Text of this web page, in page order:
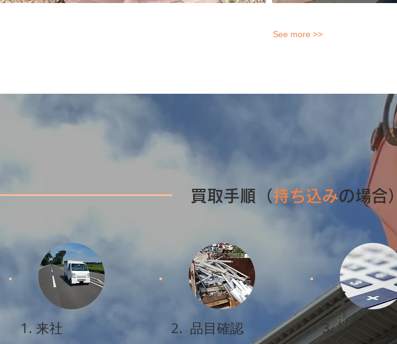
See more >>
買取手順（持ち込みの場合）
1. 来社 2. 品目確認 3. 計量